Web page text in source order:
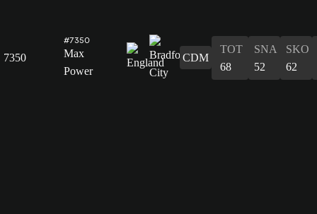
7350
#7350
Max
Power
CDM
TOT
68
SNA
52
SKO
62